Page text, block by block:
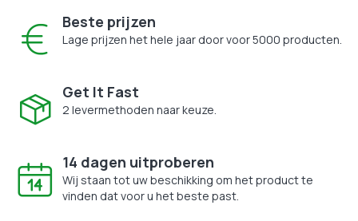
Beste prijzen
Lage prijzen het hele jaar door voor 5000 producten.
Get It Fast
2 levermethoden naar keuze.
14 dagen uitproberen
Wij staan tot uw beschikking om het product te
vinden dat voor u het beste past.